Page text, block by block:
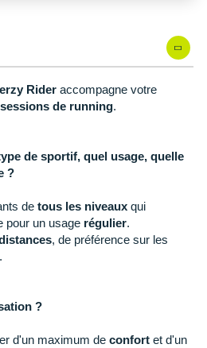
Rider accompagne votre
sessions de running.
de sportif, quel usage, quelle
?
de tous les niveaux qui
pour un usage régulier.
, de préférence sur les
.
?
d'un maximum de confort et d'un